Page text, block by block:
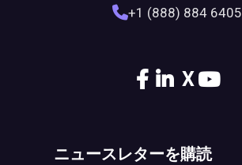
+1 (888) 884 6405
X
ニュースレターを購読